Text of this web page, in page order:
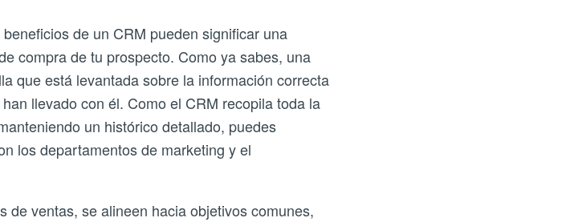
de un CRM pueden significar una
compra de tu prospecto. Como ya sabes, una
que está levantada sobre la información correcta
llevado con él. Como el CRM recopila toda la
un histórico detallado, puedes
los departamentos de marketing y el
de ventas, se alineen hacia objetivos comunes,